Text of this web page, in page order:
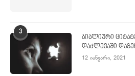
3
ბიბლიური
დაძლევაში
12 იანვარი, 2021